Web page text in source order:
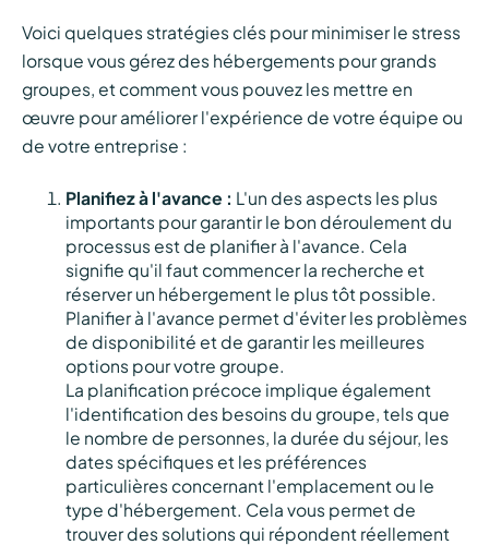
Voici quelques stratégies clés pour minimiser le stress
lorsque vous gérez des hébergements pour grands
groupes, et comment vous pouvez les mettre en
œuvre pour améliorer l'expérience de votre équipe ou
de votre entreprise :
Planifiez à l'avance : L'un des aspects les plus
importants pour garantir le bon déroulement du
processus est de planifier à l'avance. Cela
signifie qu'il faut commencer la recherche et
réserver un hébergement le plus tôt possible.
Planifier à l'avance permet d'éviter les problèmes
de disponibilité et de garantir les meilleures
options pour votre groupe.
La planification précoce implique également
l'identification des besoins du groupe, tels que
le nombre de personnes, la durée du séjour, les
dates spécifiques et les préférences
particulières concernant l'emplacement ou le
type d'hébergement. Cela vous permet de
trouver des solutions qui répondent réellement